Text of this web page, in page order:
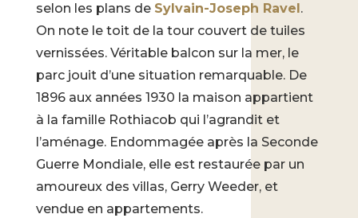
selon les plans de Sylvain-Joseph Ravel.
On note le toit de la tour couvert de tuiles
vernissées. Véritable balcon sur la mer, le
parc jouit d’une situation remarquable. De
1896 aux années 1930 la maison appartient
à la famille Rothiacob qui l’agrandit et
l’aménage. Endommagée après la Seconde
Guerre Mondiale, elle est restaurée par un
amoureux des villas, Gerry Weeder, et
vendue en appartements.